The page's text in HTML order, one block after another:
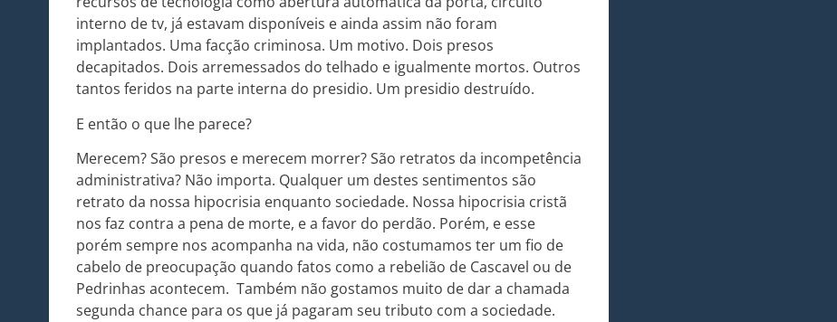
interno de tv, já estavam disponíveis e ainda assim não foram
implantados. Uma facção criminosa. Um motivo. Dois presos
decapitados. Dois arremessados do telhado e igualmente mortos. Outros
tantos feridos na parte interna do presidio. Um presidio destruído.
E então o que lhe parece?
Merecem? São presos e merecem morrer? São retratos da incompetência
administrativa? Não importa. Qualquer um destes sentimentos são
retrato da nossa hipocrisia enquanto sociedade. Nossa hipocrisia cristã
nos faz contra a pena de morte, e a favor do perdão. Porém, e esse
porém sempre nos acompanha na vida, não costumamos ter um fio de
cabelo de preocupação quando fatos como a rebelião de Cascavel ou de
Pedrinhas acontecem. Também não gostamos muito de dar a chamada
segunda chance para os que já pagaram seu tributo com a sociedade.